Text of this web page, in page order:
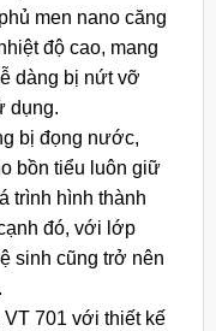
men nano căng
độ cao, mang
dàng bị nứt vỡ
dụng.
bị đọng nước,
bồn tiểu luôn giữ
trình hình thành
đó, với lớp
sinh cũng trở nên
701 với thiết kế